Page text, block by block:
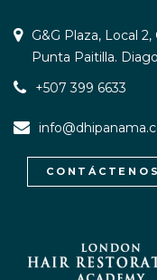
G&G Plaza, Local
Punta Paitilla.
+507 399 6633
CONTÁCTENOS